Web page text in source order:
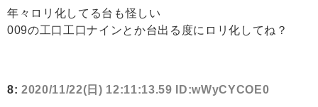
年々ロリ化してる台も怪しい
009の工口工口ナインとか台出る度にロリ化してね？
8: 2020/11/22(日) 12:11:13.59 ID:wWyCYCOE0